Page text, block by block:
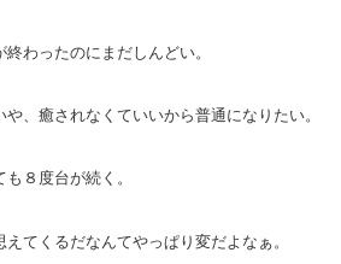
終わったのにまだしんどい。
、癒されなくていいから普通になりたい。
８度台が続く。
えてくるだなんてやっぱり変だよなぁ。